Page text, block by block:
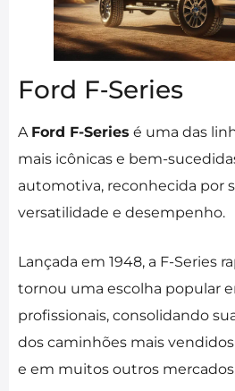
Ford F‑Series
A Ford F-Series é uma das
mais icônicas e bem-
automotiva, reconhecida por
versatilidade e desempenho.
Lançada em 1948, a F-Series
tornou uma escolha popular
profissionais, consolidando
dos caminhões mais
e em muitos outros